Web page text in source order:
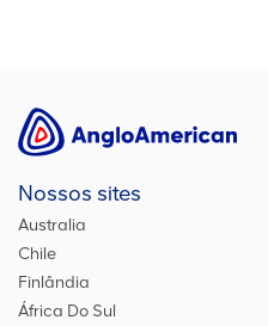
Nossos sites
Australia
Chile
Finlândia
África Do Sul